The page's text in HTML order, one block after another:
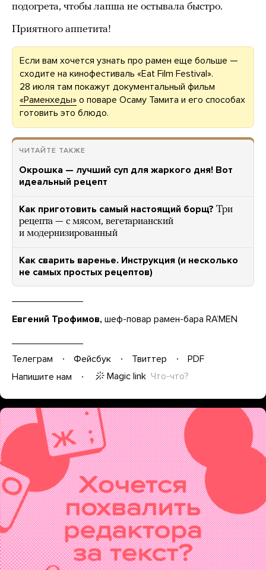
подогрета, чтобы лапша не остывала быстро.
Приятного аппетита!
Если вам хочется узнать про рамен еще больше —
сходите на кинофестиваль «Eat Film Festival».
28 июля там покажут документальный фильм
«Раменхеды» о поваре Осаму Тамита и его способах
готовить это блюдо.
ЧИТАЙТЕ ТАКЖЕ
Окрошка — лучший суп для жаркого дня! Вот
идеальный рецепт
Как приготовить самый настоящий борщ? Три
рецепта — с мясом, вегетарианский
и модернизированный
Как сварить варенье. Инструкция (и несколько
не самых простых рецептов)
Евгений Трофимов, шеф-повар рамен-бара RAʼMEN
Телеграм Фейсбук Твиттер
PDF
Напишите нам
Magic link Что-что?